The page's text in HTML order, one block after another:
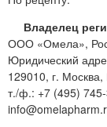
Владелец
ООО «Омела»,
Юридический
129010, г. Москва,
т./ф.: +7 (495)